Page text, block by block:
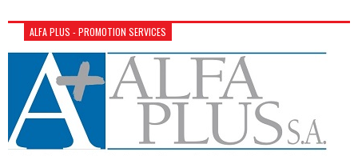
ALFA PLUS - PROMOTION SERVICES